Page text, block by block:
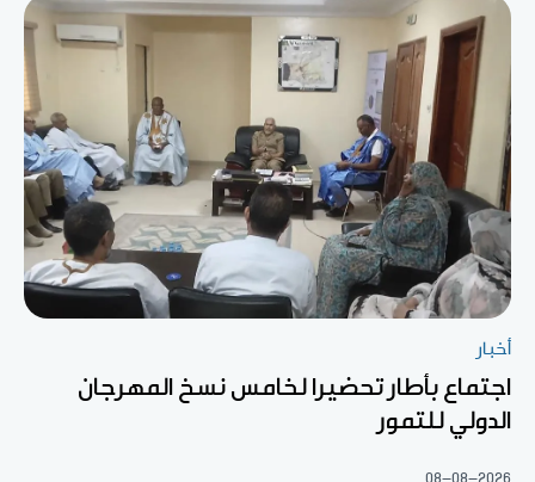
أخبار
اجتماع بأطار تحضيرا لخامس نسخ المهرجان
الدولي للتمور
08-08-2026